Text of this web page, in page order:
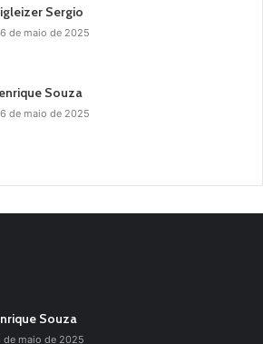
Sergio
6 de maio de 2025
Souza
6 de maio de 2025
Souza
de maio de 2025